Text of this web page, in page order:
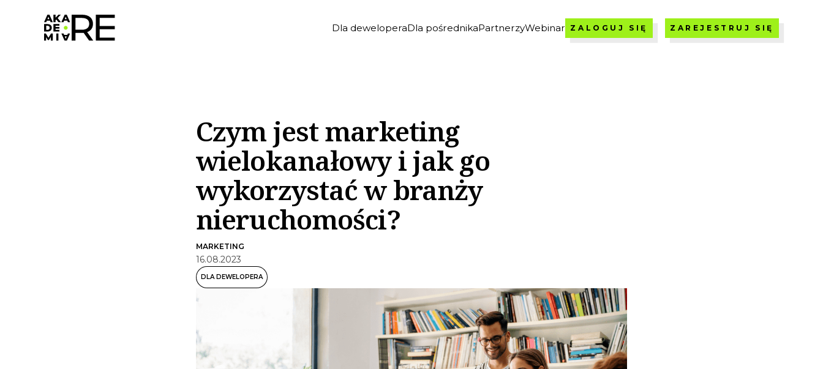
Dla deweloperaDla pośrednikaPartnerzyWebinar ZALOGUJ SIĘ ZAREJESTRUJ SIĘ
Czym jest marketing
wielokanałowy i jak go
wykorzystać w branży
nieruchomości?
MARKETING
16.08.2023
DLA DEWELOPERA